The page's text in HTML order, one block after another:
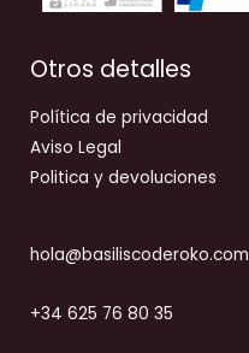
Otros detalles
Política de privacidad
Aviso Legal
Politica y devoluciones
hola@basiliscoderoko.com
+34 625 76 80 35